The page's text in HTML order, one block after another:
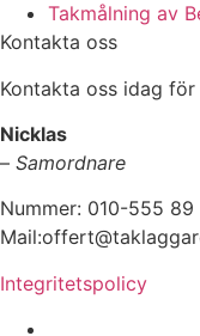
Takmålning av
Kontakta oss
Kontakta oss idag
Nicklas
– Samordnare
Nummer: 010-555 89
Integritetspolicy